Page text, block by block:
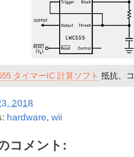
タイマーIC 計算ソフト 抵抗、
2018
hardware, wii
コメント: